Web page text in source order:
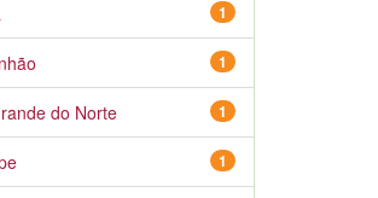
1
1
1
do Norte
1